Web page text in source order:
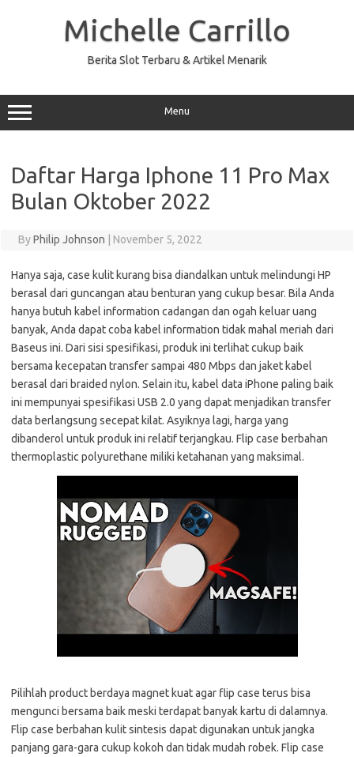
Michelle Carrillo
Berita Slot Terbaru & Artikel Menarik
Menu
Daftar Harga Iphone 11 Pro Max
Bulan Oktober 2022
ByPhilip Johnson November 5, 2022
Hanya saja, case kulit kurang bisa diandalkan untuk melindungi HP
berasal dari guncangan atau benturan yang cukup besar. Bila Anda
hanya butuh kabel information cadangan dan ogah keluar uang
banyak, Anda dapat coba kabel information tidak mahal meriah dari
Baseus ini. Dari sisi spesifikasi, produk ini terlihat cukup baik
bersama kecepatan transfer sampai 480 Mbps dan jaket kabel
berasal dari braided nylon. Selain itu, kabel data iPhone paling baik
ini mempunyai spesifikasi USB 2.0 yang dapat menjadikan transfer
data berlangsung secepat kilat. Asyiknya lagi, harga yang
dibanderol untuk produk ini relatif terjangkau. Flip case berbahan
thermoplastic polyurethane miliki ketahanan yang maksimal.
Pilihlah product berdaya magnet kuat agar flip case terus bisa
mengunci bersama baik meski terdapat banyak kartu di dalamnya.
Flip case berbahan kulit sintesis dapat digunakan untuk jangka
panjang gara-gara cukup kokoh dan tidak mudah robek. Flip case